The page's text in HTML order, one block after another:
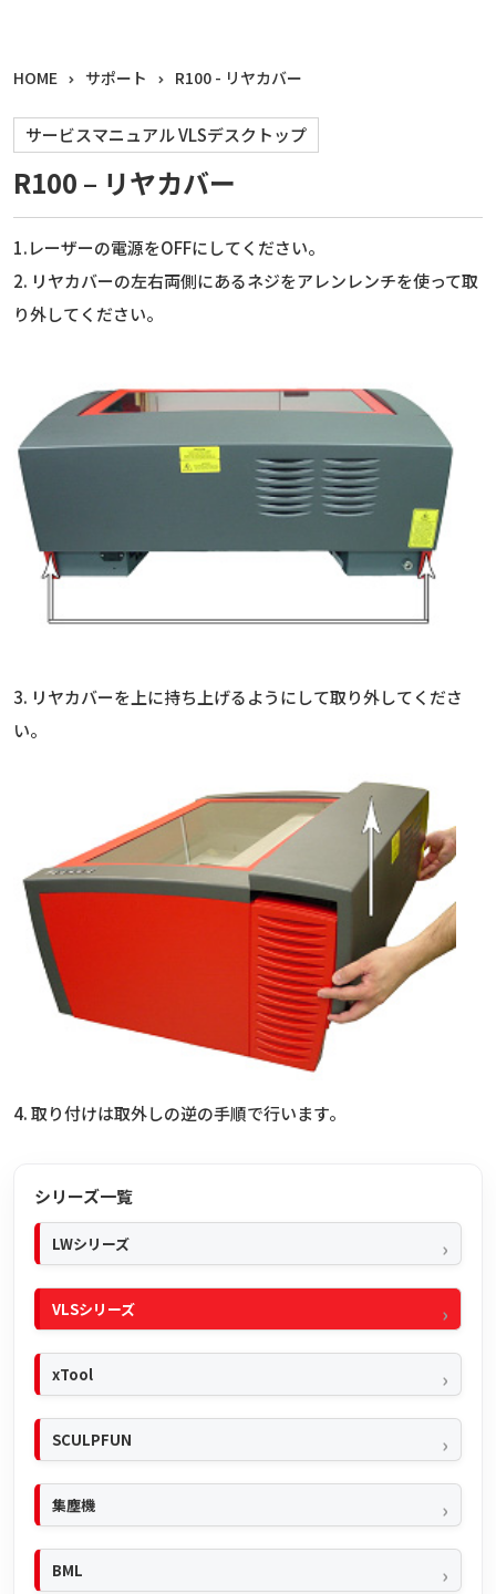
HOME サポート R100 - リヤカバー
サービスマニュアル VLSデスクトップ
R100 – リヤカバー
1.レーザーの電源をOFFにしてください。
2. リヤカバーの左右両側にあるネジをアレンレンチを使って取
り外してください。
3. リヤカバーを上に持ち上げるようにして取り外してくださ
い。
4. 取り付けは取外しの逆の手順で行います。
シリーズ一覧
LWシリーズ
VLSシリーズ
xTool
SCULPFUN
集塵機
BML